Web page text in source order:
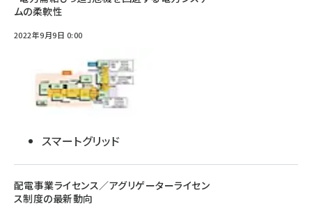
ムの柔軟性
2022年9月9日 0:00
スマートグリッド
配電事業ライセンス／アグリゲーターライセン
ス制度の最新動向